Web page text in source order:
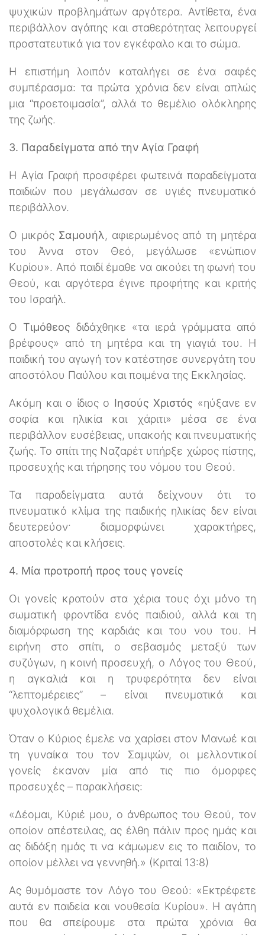
ψυχικών προβλημάτων αργότερα. Αντίθετα, ένα
περιβάλλον αγάπης και σταθερότητας λειτουργεί
προστατευτικά για τον εγκέφαλο και το σώμα.
Η επιστήμη λοιπόν καταλήγει σε ένα σαφές
συμπέρασμα: τα πρώτα χρόνια δεν είναι απλώς
μια “προετοιμασία”, αλλά το θεμέλιο ολόκληρης
της ζωής.
3. Παραδείγματα από την Αγία Γραφή
Η Αγία Γραφή προσφέρει φωτεινά παραδείγματα
παιδιών που μεγάλωσαν σε υγιές πνευματικό
περιβάλλον.
Ο μικρός Σαμουήλ, αφιερωμένος από τη μητέρα
του Άννα στον Θεό, μεγάλωσε «ενώπιον
Κυρίου». Από παιδί έμαθε να ακούει τη φωνή του
Θεού, και αργότερα έγινε προφήτης και κριτής
του Ισραήλ.
Ο Τιμόθεος διδάχθηκε «τα ιερά γράμματα από
βρέφους» από τη μητέρα και τη γιαγιά του. Η
παιδική του αγωγή τον κατέστησε συνεργάτη του
αποστόλου Παύλου και ποιμένα της Εκκλησίας.
Ακόμη και ο ίδιος ο Ιησούς Χριστός «ηύξανε εν
σοφία και ηλικία και χάριτι» μέσα σε ένα
περιβάλλον ευσέβειας, υπακοής και πνευματικής
ζωής. Το σπίτι της Ναζαρέτ υπήρξε χώρος πίστης,
προσευχής και τήρησης του νόμου του Θεού.
Τα παραδείγματα αυτά δείχνουν ότι το
πνευματικό κλίμα της παιδικής ηλικίας δεν είναι
δευτερεύον· διαμορφώνει χαρακτήρες,
αποστολές και κλήσεις.
4. Μία προτροπή προς τους γονείς
Οι γονείς κρατούν στα χέρια τους όχι μόνο τη
σωματική φροντίδα ενός παιδιού, αλλά και τη
διαμόρφωση της καρδιάς και του νου του. Η
ειρήνη στο σπίτι, ο σεβασμός μεταξύ των
συζύγων, η κοινή προσευχή, ο Λόγος του Θεού,
η αγκαλιά και η τρυφερότητα δεν είναι
“λεπτομέρειες” – είναι πνευματικά και
ψυχολογικά θεμέλια.
Όταν ο Κύριος έμελε να χαρίσει στον Μανωέ και
τη γυναίκα του τον Σαμψών, οι μελλοντικοί
γονείς έκαναν μία από τις πιο όμορφες
προσευχές – παρακλήσεις:
«Δέομαι, Κύριέ μου, ο άνθρωπος του Θεού, τον
οποίον απέστειλας, ας έλθη πάλιν προς ημάς και
ας διδάξη ημάς τι να κάμωμεν εις το παιδίον, το
οποίον μέλλει να γεννηθή.» (Κριταί 13:8)
Ας θυμόμαστε τον Λόγο του Θεού: «Εκτρέφετε
αυτά εν παιδεία και νουθεσία Κυρίου». Η αγάπη
που θα σπείρουμε στα πρώτα χρόνια θα